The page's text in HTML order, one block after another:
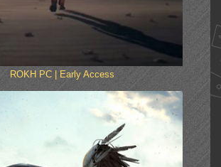
ROKH PC | Early Access